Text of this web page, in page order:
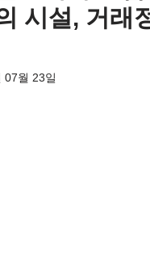
시설, 거래
07월 23일